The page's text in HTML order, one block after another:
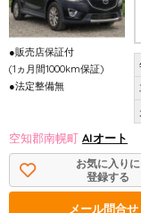
●販売店保証付
(1ヵ月間1000km保証)
●法定整備無
空知郡南幌町 AIオート
お気に入りに
登録する
メール問合せ